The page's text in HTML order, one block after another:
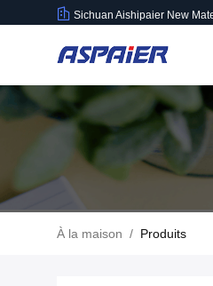
Sichuan Aishipaier New
À la maison / Produits